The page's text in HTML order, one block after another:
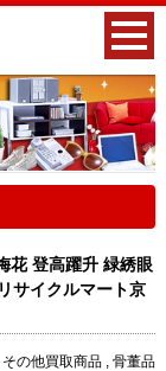
花 登高躍升 緑綉眼
サイクルマート京
その他買取商品 , 骨董品